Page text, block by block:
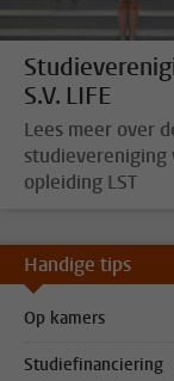
S.V. LIFE
Lees meer over
studievereniging
opleiding LST
Handige tips
Op kamers
Studiefinanciering